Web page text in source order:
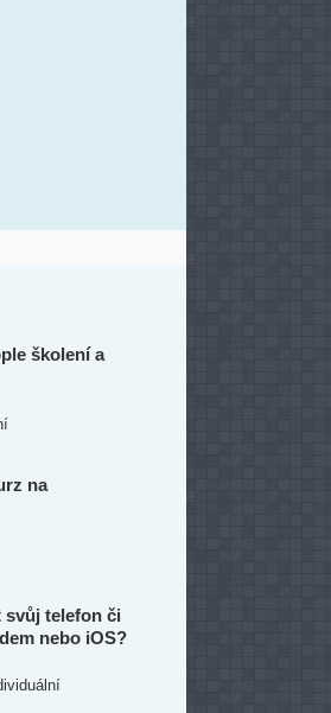
školení a
na
svůj telefon či
nebo iOS?